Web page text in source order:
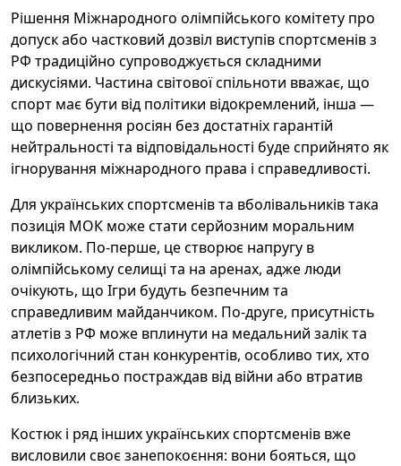
Рішення Міжнародного олімпійського комітету про
допуск або частковий дозвіл виступів спортсменів з
РФ традиційно супроводжується складними
дискусіями. Частина світової спільноти вважає, що
спорт має бути від політики відокремлений, інша —
що повернення росіян без достатніх гарантій
нейтральності та відповідальності буде сприйнято як
ігнорування міжнародного права і справедливості.
Для українських спортсменів та вболівальників така
позиція МОК може стати серйозним моральним
викликом. По-перше, це створює напругу в
олімпійському селищі та на аренах, адже люди
очікують, що Ігри будуть безпечним та
справедливим майданчиком. По-друге, присутність
атлетів з РФ може вплинути на медальний залік та
психологічний стан конкурентів, особливо тих, хто
безпосередньо постраждав від війни або втратив
близьких.
Костюк і ряд інших українських спортсменів вже
висловили своє занепокоєння: вони бояться, що